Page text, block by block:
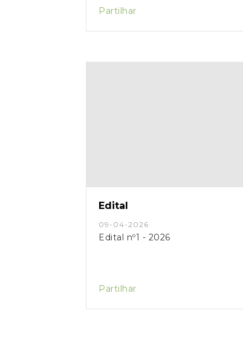
Partilhar
Edital
09-04-2026
Edital nº1 - 2026
Partilhar